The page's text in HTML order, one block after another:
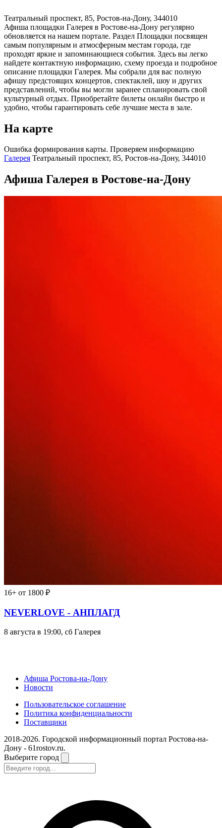
Театральный проспект, 85, Ростов-на-Дону, 344010
Афиша площадки Галерея в Ростове-на-Дону регулярно
обновляется на нашем портале. Раздел Площадки посвящен
самым популярным и атмосферным местам города, где
проходят яркие и запоминающиеся события. Здесь вы легко
найдете контактную информацию, схему проезда и подробное
описание площадки Галерея. Мы собрали для вас полную
афишу предстоящих концертов, спектаклей, шоу и других
представлений, чтобы вы могли заранее спланировать свой
культурный отдых. Приобретайте билеты онлайн быстро и
удобно, чтобы гарантировать себе лучшие места в зале.
На карте
Ошибка формирования карты. Проверяем информацию
Галерея Театральный проспект, 85, Ростов-на-Дону, 344010
Афиша Галерея в Ростове-на-Дону
16+ от 1800 ₽
NEVERLOVE - АНПЛАГД
8 августа в 19:00, сб Галерея
Афиша Ростова-на-Дону
Новости
Пользовательское соглашение
Политика конфиденциальности
Поставщики
2018-2026. Городской информационный портал Ростова-на-
Дону - 61rostov.ru.
Выберите город